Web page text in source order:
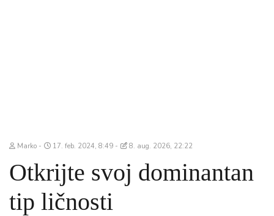
Marko 17. feb. 2024, 8:49 8. aug. 2026, 22:22
Otkrijte svoj dominantan
tip ličnosti